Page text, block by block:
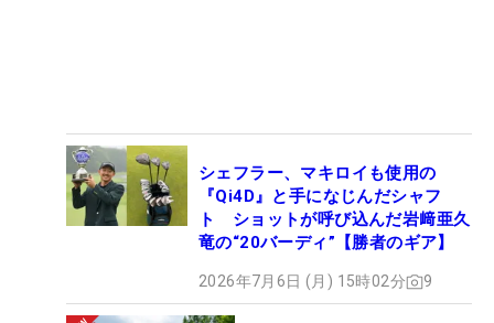
シェフラー、マキロイも使用の
『Qi4D』と手になじんだシャフ
ト ショットが呼び込んだ岩﨑亜久
竜の“20バーディ”【勝者のギア】
2026年7月6日 (月) 15時02分 9